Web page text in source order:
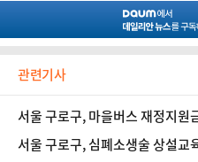
관련기사
서울 구로구, 마을버스 재정지원
서울 구로구, 심폐소생술 상설교